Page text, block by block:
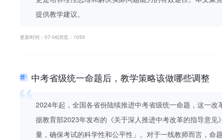
提供教学建议。
更新时间：07-06浏览：1050
中考省级统一命题后，教学策略该做哪些调整
2024年起，全国各省份陆续推进中考省级统一命题，这一
据教育部2023年发布的《关于深人推进中考改革的指导意
量，确保考试的科学性和公平性」。对于一线教师而言，命